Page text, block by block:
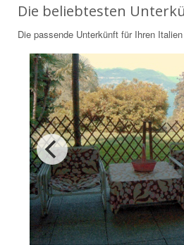
Die beliebtesten
Die passende Unterkünft für Ihren